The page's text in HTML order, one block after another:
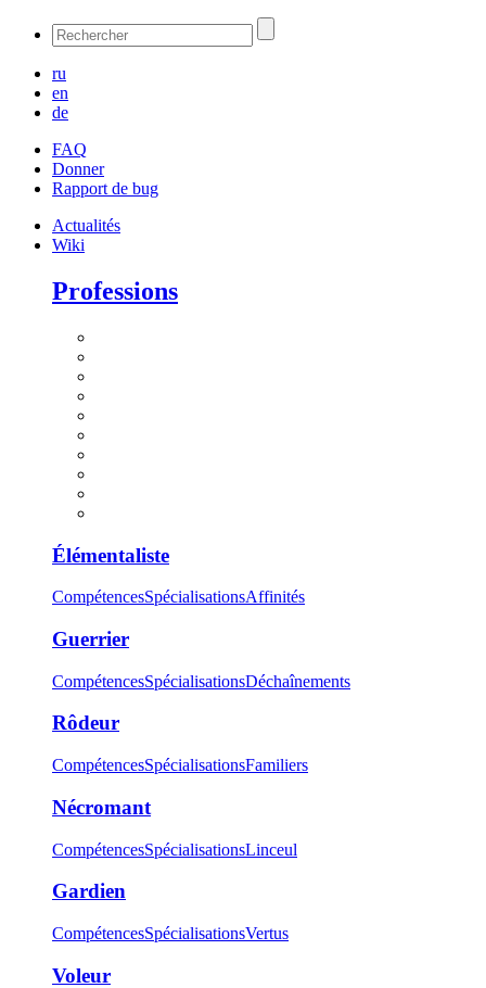
ru
en
de
FAQ
Donner
Rapport de bug
Actualités
Wiki
Professions
Élémentaliste
CompétencesSpécialisationsAffinités
Guerrier
CompétencesSpécialisationsDéchaînements
Rôdeur
CompétencesSpécialisationsFamiliers
Nécromant
CompétencesSpécialisationsLinceul
Gardien
CompétencesSpécialisationsVertus
Voleur